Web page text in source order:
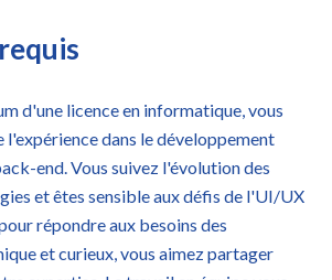
d'une licence en informatique, vous
l'expérience dans le développement
end. Vous suivez l'évolution des
et êtes sensible aux défis de l'UI/UX
répondre aux besoins des
et curieux, vous aimez partager